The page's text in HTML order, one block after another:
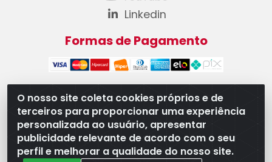
O nosso site coleta cookies próprios e de
terceiros para proporcionar uma experiência
personalizada ao usuário, apresentar
publicidade relevante de acordo com o seu
perfil e melhorar a qualidade do nosso site.
Linkedin
Formas de Pagamento
WB Componentes Automotivos LTDA - CNPJ
08.528.393/0001-12 - Rua do Níquel, 667 - Parque
Oeste Industrial, Goiânia/GO - CEP 74375-660